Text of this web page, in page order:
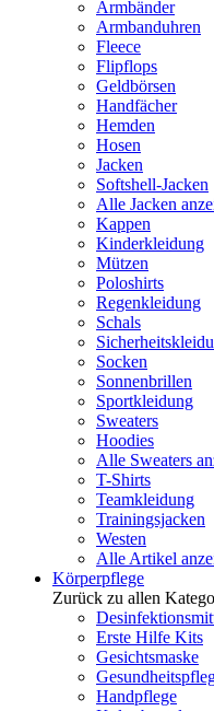
Armbänder
Armbanduhren
Fleece
Flipflops
Geldbörsen
Handfächer
Hemden
Hosen
Jacken
Softshell-Jacken
Alle Jacken
Kappen
Kinderkleidung
Mützen
Poloshirts
Regenkleidung
Schals
Socken
Sonnenbrillen
Sportkleidung
Sweaters
Hoodies
Alle Sweaters
T-Shirts
Teamkleidung
Trainingsjacken
Westen
Alle Artikel
Körperpflege
Zurück zu allen
Erste Hilfe Kits
Gesichtsmaske
Handpflege